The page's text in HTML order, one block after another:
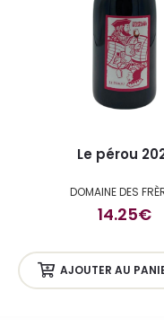
Le pérou
DOMAINE DES
14.25€
AJOUTER AU